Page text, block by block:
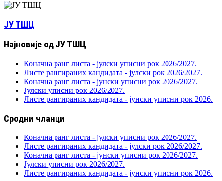
ЈУ ТШЦ
Најновије од ЈУ ТШЦ
Коначна ранг листа - јулски уписни рок 2026/2027.
Листе рангираних кандидата - јулски рок 2026/2027.
Коначна ранг листа - јунски уписни рок 2026/2027.
Јулски уписни рок 2026/2027.
Листе рангираних кандидата - јунски уписни рок 2026.
Сродни чланци
Коначна ранг листа - јулски уписни рок 2026/2027.
Листе рангираних кандидата - јулски рок 2026/2027.
Коначна ранг листа - јунски уписни рок 2026/2027.
Јулски уписни рок 2026/2027.
Листе рангираних кандидата - јунски уписни рок 2026.